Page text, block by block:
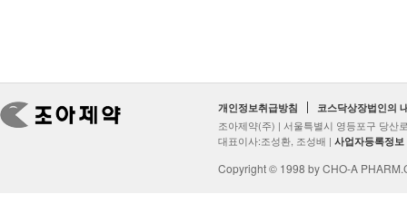
개인정보취급방침 코스닥상장법인의
조아제약(주) | 서울특별시 영등포구 당산
대표이사:조성환, 조성배 | 사업자등록정보
Copyright © 1998 by CHO-A